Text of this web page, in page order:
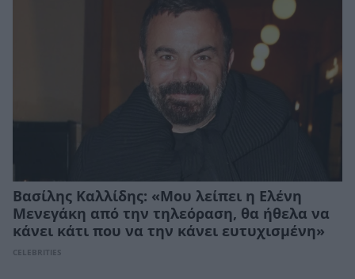
Βασίλης Καλλίδης: «Μου λείπει η Ελένη
Μενεγάκη από την τηλεόραση, θα ήθελα να
κάνει κάτι που να την κάνει ευτυχισμένη»
CELEBRITIES